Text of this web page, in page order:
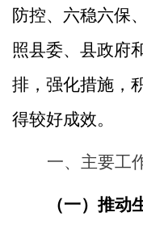
防控、六稳六保
照县委、县政府
排，强化措施，
得较好成效。
一、主要工
（一）推动